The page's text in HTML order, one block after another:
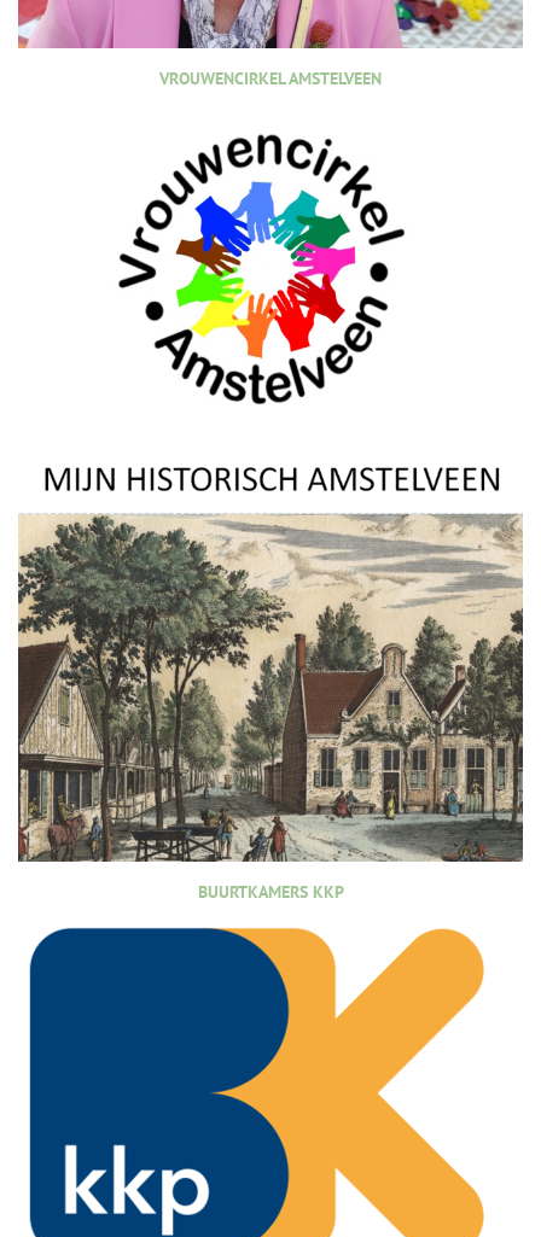
VROUWENCIRKEL AMSTELVEEN
BUURTKAMERS KKP